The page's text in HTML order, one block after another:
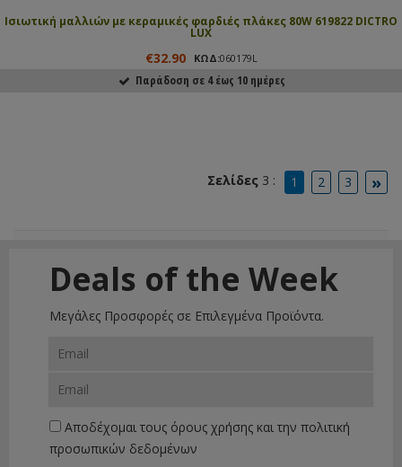
Ισιωτική μαλλιών με κεραμικές φαρδιές πλάκες 80W 619822 DICTRO
LUX
€32.90 ΚΩΔ:060179L
Παράδοση σε 4 έως 10 ημέρες
Σελίδες 3 : 1 2 3 »
Deals of the Week
Μεγάλες Προσφορές σε Επιλεγμένα Προϊόντα.
Αποδέχομαι τους όρους χρήσης και την πολιτική
προσωπικών δεδομένων